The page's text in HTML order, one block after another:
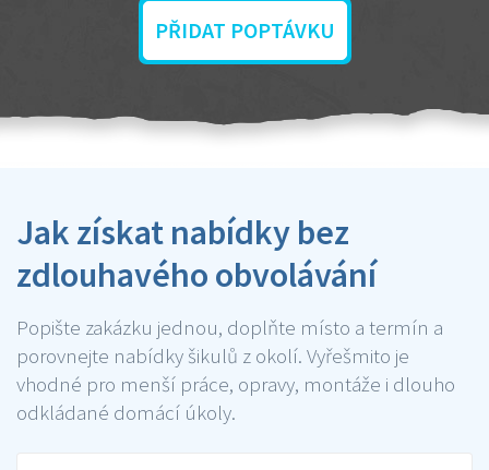
PŘIDAT POPTÁVKU
Jak získat nabídky bez
zdlouhavého obvolávání
Popište zakázku jednou, doplňte místo a termín a
porovnejte nabídky šikulů z okolí. Vyřešmito je
vhodné pro menší práce, opravy, montáže i dlouho
odkládané domácí úkoly.